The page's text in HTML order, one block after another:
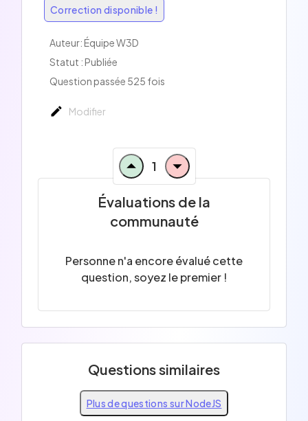
Correction disponible !
Auteur: Équipe W3D
Statut : Publiée
Question passée 525 fois
Modifier
1
Évaluations de la
communauté
Personne n'a encore évalué cette
question, soyez le premier !
Questions similaires
Plus de questions sur NodeJS